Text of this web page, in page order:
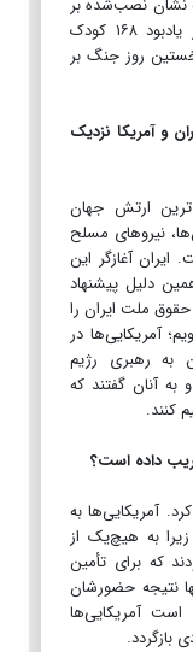
نشان نصب‌شده بر
یقه کت خود را نشان می‌دهد؛ نشانی در یادبود ۱۶۸ کودک
روز جنگ بر
و آمریکا نزدیک
ارتش جهان
نیروهای مسلح
آغازگر این
دلیل پیشنهاد
ملت ایران را
آمریکایی‌ها در
به رهبری رژیم
به آنان گفتند که
کنند.
داده است؟
آمریکایی‌ها به
به هیچ‌یک از
که برای تأمین
نتیجه حضورشان
است آمریکایی‌ها
بازگردد.